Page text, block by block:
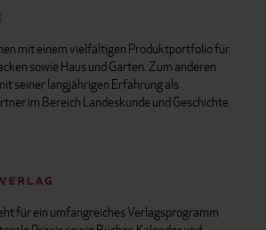
mit einem vielfältigen Produktportfolio für
sowie Haus und Garten. Zum anderen
seiner langjährigen Erfahrung als
im Bereich Landeskunde und Geschichte.
für ein umfangreiches Verlagsprogramm